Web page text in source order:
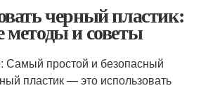
черный пластик:
и советы
Самый простой и безопасный
пластик — это использовать